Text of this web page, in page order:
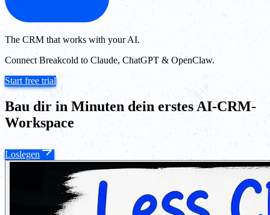
The CRM that works with your AI.
Connect Breakcold to Claude, ChatGPT & OpenClaw.
Start free trial
Bau dir in Minuten dein erstes AI-CRM-
Workspace
Loslegen